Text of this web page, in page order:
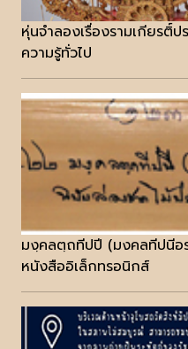
หุ่นจำลองเรื่องรามเกียรติ์ป
ความรู้ทั่วไป
มงฺคลตฺถทีปปี (มงคลทีปนีอ
หนังสืออิเล็กทรอนิกส์